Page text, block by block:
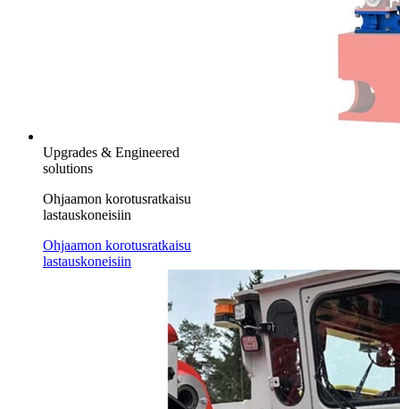
Upgrades & Engineered
solutions
Ohjaamon korotusratkaisu
lastauskoneisiin
Ohjaamon korotusratkaisu
lastauskoneisiin